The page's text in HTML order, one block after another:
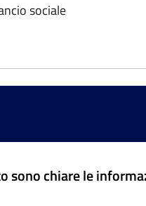
sociale
sono chiare le